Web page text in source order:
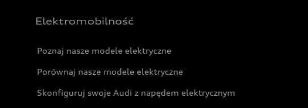
Elektromobilność
Poznaj nasze modele elektryczne
Porównaj nasze modele elektryczne
Skonfiguruj swoje Audi z napędem elektrycznym